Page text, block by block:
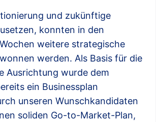
und zukünftige
konnten in den
weitere strategische
werden. Als Basis für die
Ausrichtung wurde dem
ein Businessplan
unseren Wunschkandidaten
soliden Go-to-Market-Plan,